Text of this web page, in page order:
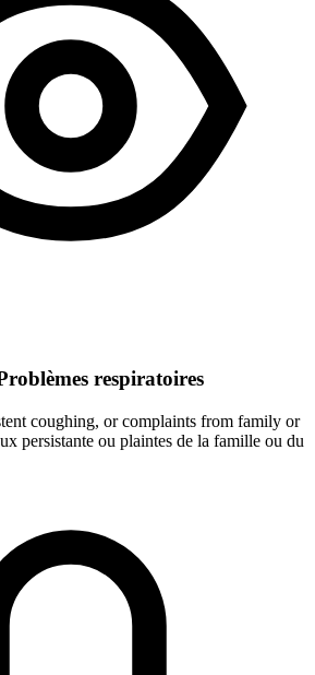
respiratoires
coughing, or complaints from family or
persistante ou plaintes de la famille ou du